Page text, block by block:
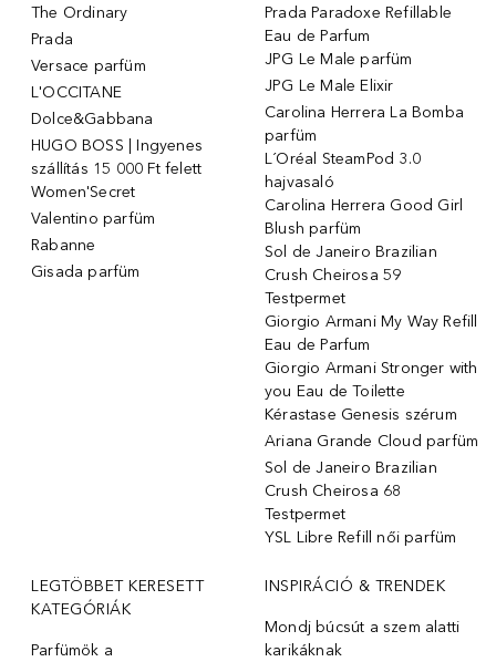
The Ordinary
Prada
Versace parfüm
L'OCCITANE
Dolce&Gabbana
HUGO BOSS | Ingyenes
szállítás 15 000 Ft felett
Women'Secret
Valentino parfüm
Rabanne
Gisada parfüm
Prada Paradoxe Refillable
Eau de Parfum
JPG Le Male parfüm
JPG Le Male Elixir
Carolina Herrera La Bomba
parfüm
L´Oréal SteamPod 3.0
hajvasaló
Carolina Herrera Good Girl
Blush parfüm
Sol de Janeiro Brazilian
Crush Cheirosa 59
Testpermet
Giorgio Armani My Way Refill
Eau de Parfum
Giorgio Armani Stronger with
you Eau de Toilette
Kérastase Genesis szérum
Ariana Grande Cloud parfüm
Sol de Janeiro Brazilian
Crush Cheirosa 68
Testpermet
YSL Libre Refill női parfüm
LEGTÖBBET KERESETT
KATEGÓRIÁK
Parfümök ️a
INSPIRÁCIÓ & TRENDEK
Mondj búcsút a szem alatti
karikáknak